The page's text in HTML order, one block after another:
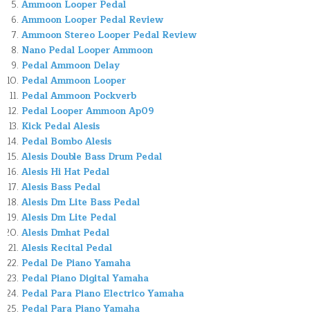
Ammoon Looper Pedal
Ammoon Looper Pedal Review
Ammoon Stereo Looper Pedal Review
Nano Pedal Looper Ammoon
Pedal Ammoon Delay
Pedal Ammoon Looper
Pedal Ammoon Pockverb
Pedal Looper Ammoon Ap09
Kick Pedal Alesis
Pedal Bombo Alesis
Alesis Double Bass Drum Pedal
Alesis Hi Hat Pedal
Alesis Bass Pedal
Alesis Dm Lite Bass Pedal
Alesis Dm Lite Pedal
Alesis Dmhat Pedal
Alesis Recital Pedal
Pedal De Piano Yamaha
Pedal Piano Digital Yamaha
Pedal Para Piano Electrico Yamaha
Pedal Para Piano Yamaha